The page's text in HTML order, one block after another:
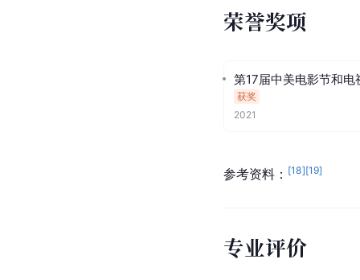
荣誉奖项
第17届中美电影节和电
获奖
2021
参考资料： [18][19]
专业评价